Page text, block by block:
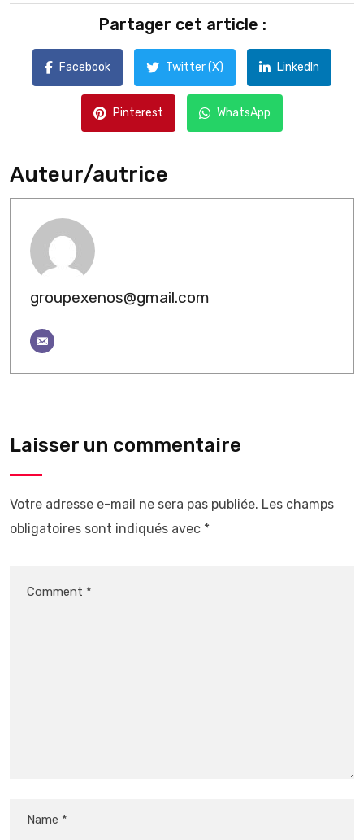
Partager cet article :
Facebook Twitter (X) LinkedIn
Pinterest WhatsApp
Auteur/autrice
groupexenos@gmail.com
Laisser un commentaire
Votre adresse e-mail ne sera pas publiée. Les champs
obligatoires sont indiqués avec *